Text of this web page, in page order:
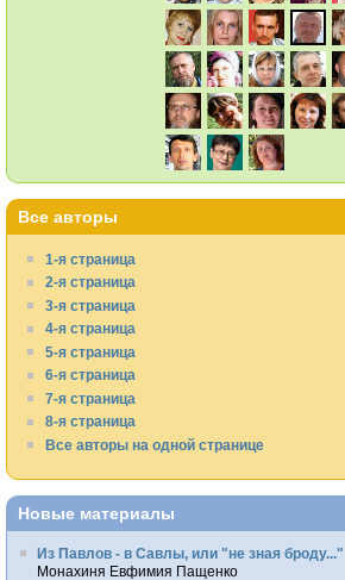
Все авторы
1-я страница
2-я страница
3-я страница
4-я страница
5-я страница
6-я страница
7-я страница
8-я страница
Все авторы на одной странице
Новые материалы
Из Павлов - в Савлы, или "не зная броду..."
Монахиня Евфимия Пащенко